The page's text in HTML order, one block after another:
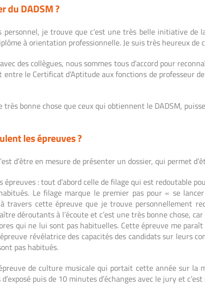
du DADSM ?
personnel, je trouve que c’est une très belle initiative de
à orientation professionnelle. Je suis très heureux de
des collègues, nous sommes tous d’accord pour
entre le Certificatd’Aptitude aux fonctions de professeur
très bonne chose que ceux qui obtiennent le DADSM,
les épreuves ?
d’être en mesure de présenter un dossier, qui permet
épreuves : tout d’abord celle de filage qui est redoutable
Le filage marque le premier pas pour « se
travers cette épreuve que je trouve personnellement
déroutants à l’écoute et c’est une très bonne chose,
qui ne lui sont pas habituelles. Cette épreuve me
révélatrice des capacités des candidats sur leurs
pas habitués.
de culture musicale qui portait cette année sur
puis de 10 minutes d’échanges avec le jury et